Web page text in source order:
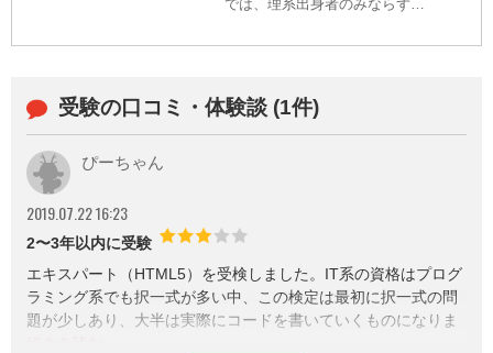
では、理系出身者のみならず、
採用するケースも増えており、I
mp;n...
受験の口コミ・体験談 (1件)
ぴーちゃん
2019.07.22 16:23
2〜3年以内に受験
エキスパート（HTML5）を受検しました。IT系の資格はプログ
ラミング系でも択一式が多い中、この検定は最初に択一式の問
題が少しあり、大半は実際にコードを書いていくものになりま